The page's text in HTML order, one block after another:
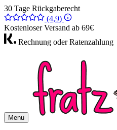
30 Tage Rückgaberecht
(4,9)
Kostenloser Versand ab 69€
Rechnung oder Ratenzahlung
Menu